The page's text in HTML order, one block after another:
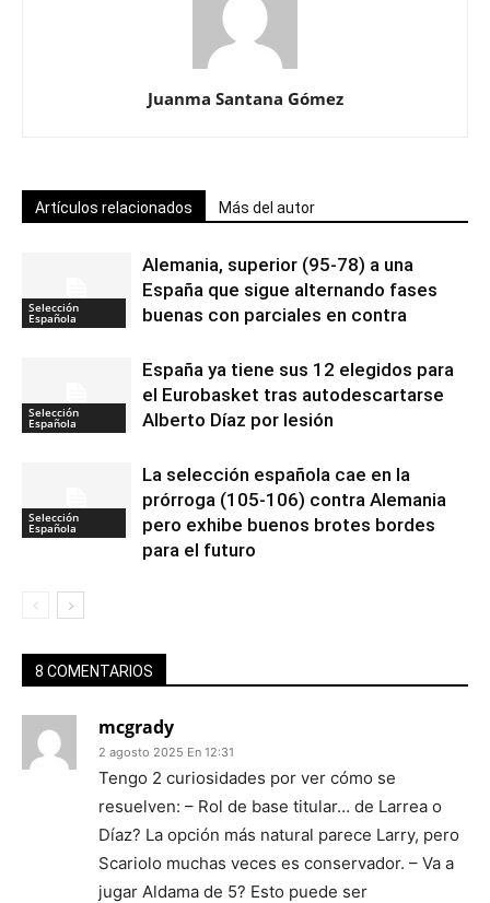
Juanma Santana Gómez
Artículos relacionados Más del autor
Selección
Española
Alemania, superior (95-78) a una
España que sigue alternando fases
buenas con parciales en contra
Selección
Española
España ya tiene sus 12 elegidos para
el Eurobasket tras autodescartarse
Alberto Díaz por lesión
Selección
Española
La selección española cae en la
prórroga (105-106) contra Alemania
pero exhibe buenos brotes bordes
para el futuro
8 COMENTARIOS
mcgrady
2 agosto 2025 En 12:31
Tengo 2 curiosidades por ver cómo se
resuelven: – Rol de base titular… de Larrea o
Díaz? La opción más natural parece Larry, pero
Scariolo muchas veces es conservador. – Va a
jugar Aldama de 5? Esto puede ser